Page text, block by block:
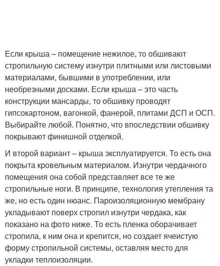
Если крыша – помещение нежилое, то обшивают
стропильную систему изнутри плитными или листовыми
материалами, бывшими в употреблении, или
необрезными досками. Если крыша – это часть
конструкции мансарды, то обшивку проводят
гипсокартоном, вагонкой, фанерой, плитами ДСП и ОСП.
Выбирайте любой. Понятно, что впоследствии обшивку
покрывают финишной отделкой.
И второй вариант – крыша эксплуатируется. То есть она
покрыта кровельным материалом. Изнутри чердачного
помещения она собой представляет все те же
стропильные ноги. В принципе, технология утепления та
же, но есть один нюанс. Пароизоляционную мембрану
укладывают поверх стропил изнутри чердака, как
показано на фото ниже. То есть пленка оборачивает
стропила, к ним она и крепится, но создает ячеистую
форму стропильной системы, оставляя место для
укладки теплоизоляции.